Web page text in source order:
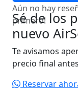
Aún no hay
primero!
Sé de los
nuevo
Te avisamos
precio final
Reservar